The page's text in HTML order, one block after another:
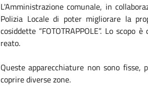
L'Amministrazione comunale, in
Polizia Locale di poter migliorare la
cosiddette “FOTOTRAPPOLE”. Lo
reato.
Queste apparecchiature non sono
coprire diverse zone.